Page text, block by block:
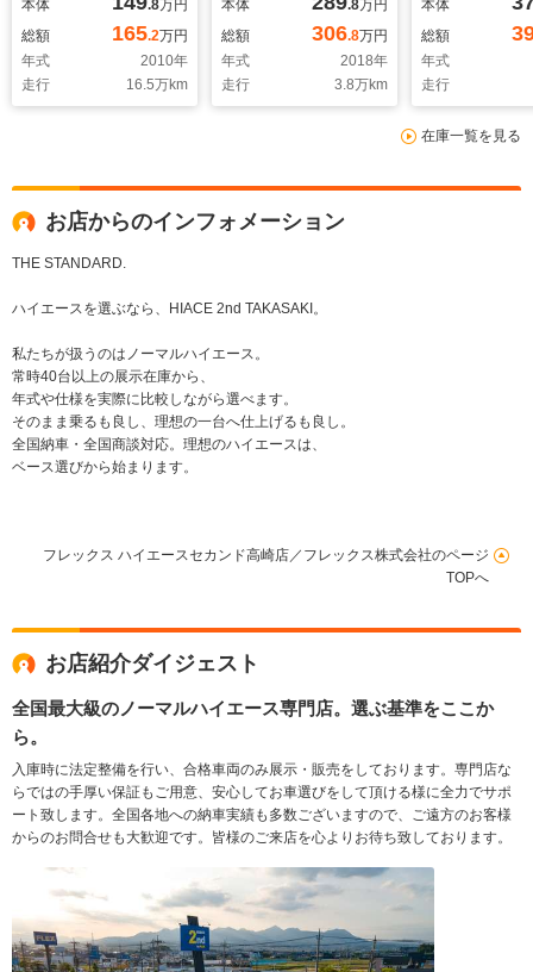
オ/applecarplay・
androidauto/Bluetooth
接続/DVD/CD再
生/ETC/バックカメラ/
サイドバイザー/新品
リアパネル
本体 .8万円
総額
165.2万円
年式
2010年
走行
16.5万km
ビ/ETC/バックカメラ/
レガンスセンターコン
ソール/ローダウン/ツ
ィーター/ウーファー/
ルーフスピーカー/シ
デリスタフロントリッ
プ/ルーフスポイラー
本体 .8万円
総額
306.8万円
年式
2018年
走行
3.8万km
ィーゼルター
ベッドキット
アルパイン
ビ/バックカメ
ドライブレコ
ダッシュマッ
カーテン/クリ
本体
総額
年式
走行
在庫一覧を見る
お店からのインフォメーション
THE STANDARD.
ハイエースを選ぶなら、HIACE 2nd TAKASAKI。
私たちが扱うのはノーマルハイエース。
常時40台以上の展示在庫から、
年式や仕様を実際に比較しながら選べます。
そのまま乗るも良し、理想の一台へ仕上げるも良し。
全国納車・全国商談対応。理想のハイエースは、
ベース選びから始まります。
フレックス ハイエースセカンド高崎店／フレックス株式会社のページ
TOPへ
お店紹介ダイジェスト
全国最大級のノーマルハイエース専門店。選ぶ基準をここか
ら。
入庫時に法定整備を行い、合格車両のみ展示・販売をしております。専門店な
らではの手厚い保証もご用意、安心してお車選びをして頂ける様に全力でサポ
ート致します。全国各地への納車実績も多数ございますので、ご遠方のお客様
からのお問合せも大歓迎です。皆様のご来店を心よりお待ち致しております。